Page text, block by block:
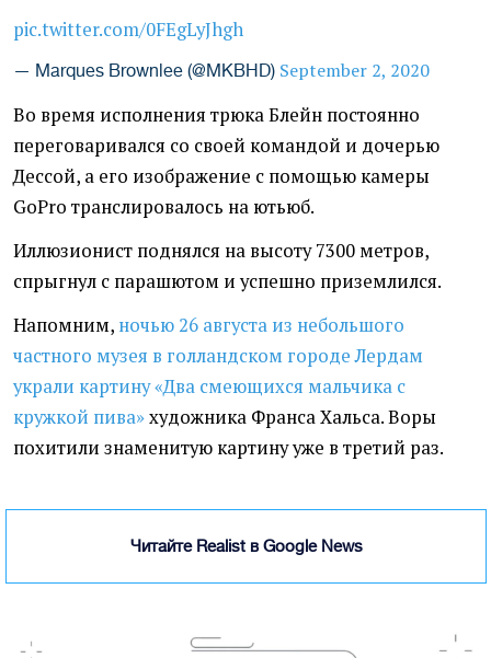
pic.twitter.com/0FEgLyJhgh
— Marques Brownlee (@MKBHD) September 2, 2020
Во время исполнения трюка Блейн постоянно
переговаривался со своей командой и дочерью
Дессой, а его изображение с помощью камеры
GoPro транслировалось на ютьюб.
Иллюзионист поднялся на высоту 7300 метров,
спрыгнул с парашютом и успешно приземлился.
Напомним, ночью 26 августа из небольшого
частного музея в голландском городе Лердам
украли картину «Два смеющихся мальчика с
кружкой пива»художника Франса Хальса. Воры
похитили знаменитую картину уже в третий раз.
Читайте Realist в Google News